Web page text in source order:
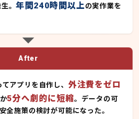
生。年間240時間以上の実作業を
After
アプリを自作し、 外注費をゼロ
5分へ劇的に短縮。データの可
全施策の検討が可能になった。